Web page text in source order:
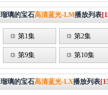
瑠璃的宝石高清蓝光-LM播放列表
第1集 第2集
第9集 第10集
瑠璃的宝石高清蓝光-LX播放列表